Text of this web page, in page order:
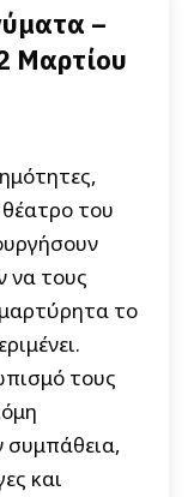
–
Μαρτίου
του
να τους
το
τους
συμπάθεια,
και